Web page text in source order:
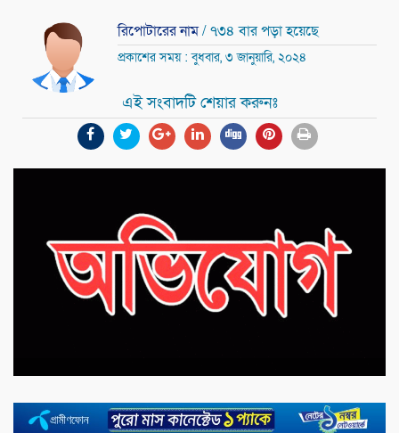
রিপোটারের নাম/ ৭৩৪ বার পড়া হয়েছে
প্রকাশের সময় : বুধবার, ৩ জানুয়ারি, ২০২৪
এই সংবাদটি শেয়ার করুনঃ